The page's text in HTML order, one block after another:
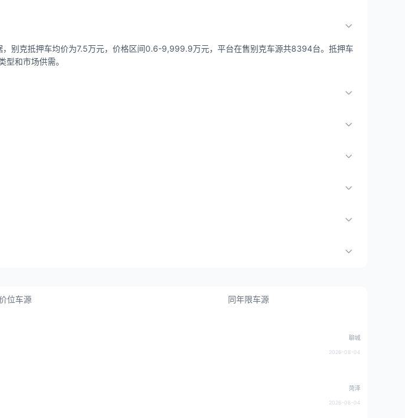
别克抵押车均价为7.5万元，价格区间0.6-9,999.9万元，平台在售别克车源共8394台。抵押车
和市场供需。
位车源 同年限车源
聊城
2026-08-04
菏泽
2026-08-04